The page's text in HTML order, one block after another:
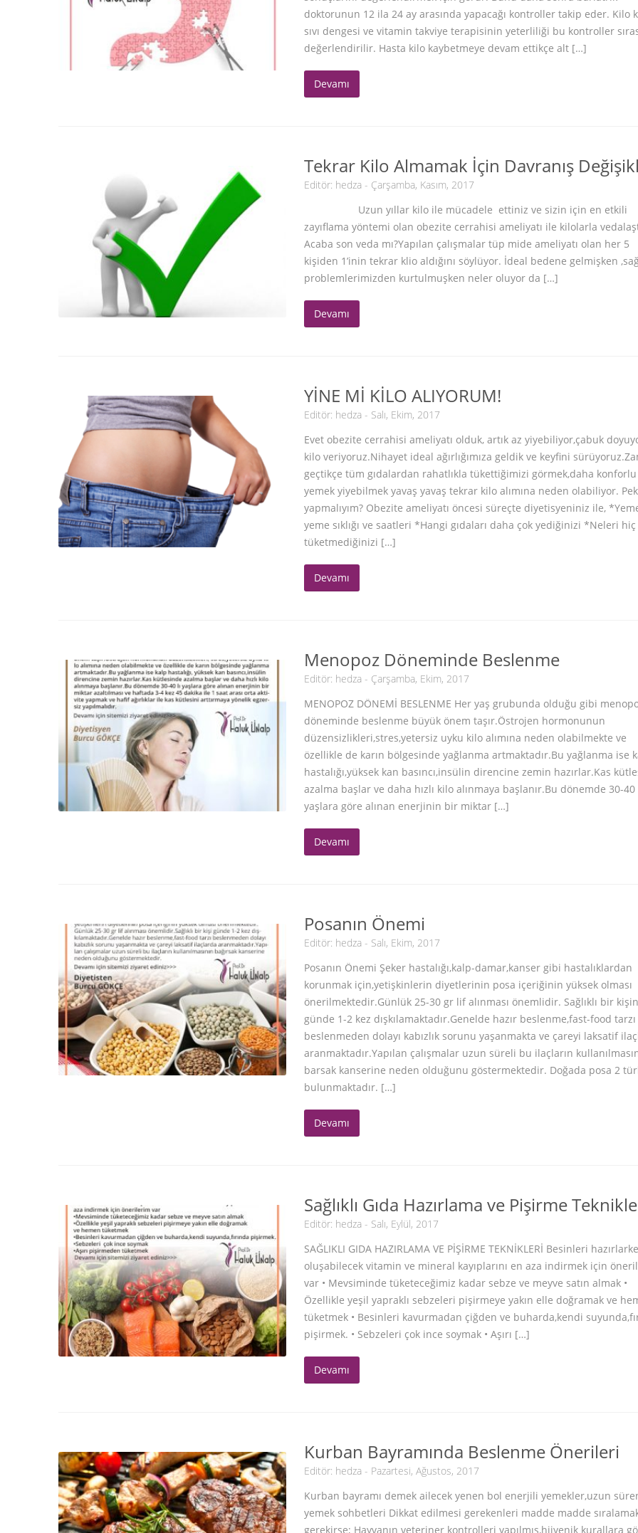
doktorunun 12 ila 24 ay arasında yapacağı kontroller takip eder. Kilo
sıvı dengesi ve vitamin takviye terapisinin yeterliliği bu kontroller
değerlendirilir. Hasta kilo kaybetmeye devam ettikçe alt […]
Devamı
Tekrar Kilo Almamak İçin Davranış
Editör: hedza - Çarşamba, Kasım, 2017
Uzun yıllar kilo ile mücadele ettiniz ve sizin için en etkili
zayıflama yöntemi olan obezite cerrahisi ameliyatı ile kilolarla
Acaba son veda mı?Yapılan çalışmalar tüp mide ameliyatı olan her 5
kişiden 1’inin tekrar klio aldığını söylüyor. İdeal bedene gelmişken
problemlerimizden kurtulmuşken neler oluyor da […]
Devamı
YİNE Mİ KİLO ALIYORUM!
Editör: hedza - Salı, Ekim, 2017
Evet obezite cerrahisi ameliyatı olduk, artık az yiyebiliyor,çabuk
kilo veriyoruz.Nihayet ideal ağırlığımıza geldik ve keyfini
geçtikçe tüm gıdalardan rahatlıkla tükettiğimizi görmek,daha konforlu
yemek yiyebilmek yavaş yavaş tekrar kilo alımına neden olabiliyor.
yapmalıyım? Obezite ameliyatı öncesi süreçte diyetisyeniniz ile,
yeme sıklığı ve saatleri *Hangi gıdaları daha çok yediğinizi *Neleri hiç
tüketmediğinizi […]
Devamı
Menopoz Döneminde Beslenme
Editör: hedza - Çarşamba, Ekim, 2017
MENOPOZ DÖNEMİ BESLENME Her yaş grubunda olduğu gibi
döneminde beslenme büyük önem taşır.Östrojen hormonunun
düzensizlikleri,stres,yetersiz uyku kilo alımına neden olabilmekte ve
özellikle de karın bölgesinde yağlanma artmaktadır.Bu yağlanma ise
hastalığı,yüksek kan basıncı,insülin direncine zemin hazırlar.Kas
azalma başlar ve daha hızlı kilo alınmaya başlanır.Bu dönemde 30-40
yaşlara göre alınan enerjinin bir miktar […]
Devamı
Posanın Önemi
Editör: hedza - Salı, Ekim, 2017
Posanın Önemi Şeker hastalığı,kalp-damar,kanser gibi hastalıklardan
korunmak için,yetişkinlerin diyetlerinin posa içeriğinin yüksek olması
önerilmektedir.Günlük 25-30 gr lif alınması önemlidir. Sağlıklı bir
günde 1-2 kez dışkılamaktadır.Genelde hazır beslenme,fast-food tarzı
beslenmeden dolayı kabızlık sorunu yaşanmakta ve çareyi laksatif
aranmaktadır.Yapılan çalışmalar uzun süreli bu ilaçların
barsak kanserine neden olduğunu göstermektedir. Doğada posa 2
bulunmaktadır. […]
Devamı
Sağlıklı Gıda Hazırlama ve Pişirme
Editör: hedza - Salı, Eylül, 2017
SAĞLIKLI GIDA HAZIRLAMA VE PİŞİRME TEKNİKLERİ Besinleri
oluşabilecek vitamin ve mineral kayıplarını en aza indirmek için
var • Mevsiminde tüketeceğimiz kadar sebze ve meyve satın almak •
Özellikle yeşil yapraklı sebzeleri pişirmeye yakın elle doğramak ve
tüketmek • Besinleri kavurmadan çiğden ve buharda,kendi
pişirmek. • Sebzeleri çok ince soymak • Aşırı […]
Devamı
Kurban Bayramında Beslenme Önerileri
Editör: hedza - Pazartesi, Ağustos, 2017
Kurban bayramı demek ailecek yenen bol enerjili yemekler,uzun
yemek sohbetleri Dikkat edilmesi gerekenleri madde madde
gerekirse; Hayvanın veteriner kontrolleri yapılmış,hijyenik kurallara